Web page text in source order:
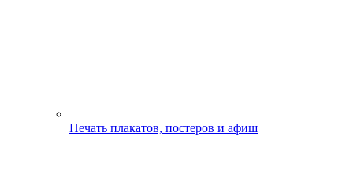
Печать плакатов, постеров и афиш